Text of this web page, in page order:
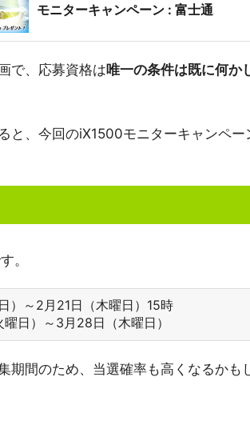
モニターキャンペーン : 富士通
で、応募資格は唯一の条件は既に何
と、今回のiX1500モニターキャンペー
。
）～2月21日（木曜日）15時
日）～3月28日（木曜日）
期間のため、当選確率も高くなるかも